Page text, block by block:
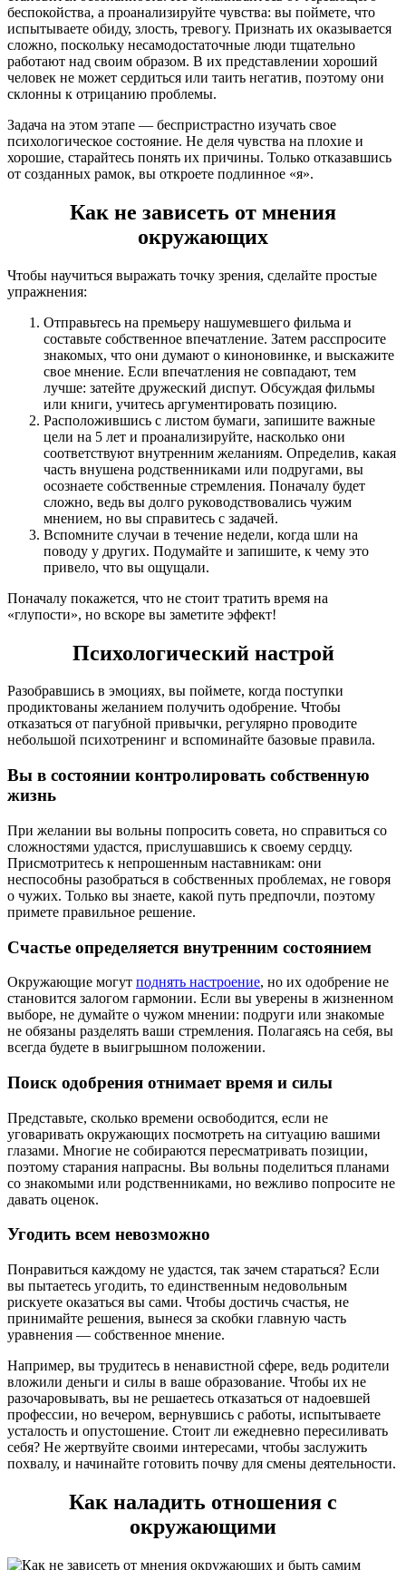
беспокойства, а проанализируйте чувства: вы поймете, что
испытываете обиду, злость, тревогу. Признать их оказывается
сложно, поскольку несамодостаточные люди тщательно
работают над своим образом. В их представлении хороший
человек не может сердиться или таить негатив, поэтому они
склонны к отрицанию проблемы.
Задача на этом этапе — беспристрастно изучать свое
психологическое состояние. Не деля чувства на плохие и
хорошие, старайтесь понять их причины. Только отказавшись
от созданных рамок, вы откроете подлинное «я».
Как не зависеть от мнения
окружающих
Чтобы научиться выражать точку зрения, сделайте простые
упражнения:
Отправьтесь на премьеру нашумевшего фильма и
составьте собственное впечатление. Затем расспросите
знакомых, что они думают о киноновинке, и выскажите
свое мнение. Если впечатления не совпадают, тем
лучше: затейте дружеский диспут. Обсуждая фильмы
или книги, учитесь аргументировать позицию.
Расположившись с листом бумаги, запишите важные
цели на 5 лет и проанализируйте, насколько они
соответствуют внутренним желаниям. Определив, какая
часть внушена родственниками или подругами, вы
осознаете собственные стремления. Поначалу будет
сложно, ведь вы долго руководствовались чужим
мнением, но вы справитесь с задачей.
Вспомните случаи в течение недели, когда шли на
поводу у других. Подумайте и запишите, к чему это
привело, что вы ощущали.
Поначалу покажется, что не стоит тратить время на
«глупости», но вскоре вы заметите эффект!
Психологический настрой
Разобравшись в эмоциях, вы поймете, когда поступки
продиктованы желанием получить одобрение. Чтобы
отказаться от пагубной привычки, регулярно проводите
небольшой психотренинг и вспоминайте базовые правила.
Вы в состоянии контролировать собственную
жизнь
При желании вы вольны попросить совета, но справиться со
сложностями удастся, прислушавшись к своему сердцу.
Присмотритесь к непрошенным наставникам: они
неспособны разобраться в собственных проблемах, не говоря
о чужих. Только вы знаете, какой путь предпочли, поэтому
примете правильное решение.
Счастье определяется внутренним состоянием
Окружающие могут поднять настроение, но их одобрение не
становится залогом гармонии. Если вы уверены в жизненном
выборе, не думайте о чужом мнении: подруги или знакомые
не обязаны разделять ваши стремления. Полагаясь на себя, вы
всегда будете в выигрышном положении.
Поиск одобрения отнимает время и силы
Представьте, сколько времени освободится, если не
уговаривать окружающих посмотреть на ситуацию вашими
глазами. Многие не собираются пересматривать позиции,
поэтому старания напрасны. Вы вольны поделиться планами
со знакомыми или родственниками, но вежливо попросите не
давать оценок.
Угодить всем невозможно
Понравиться каждому не удастся, так зачем стараться? Если
вы пытаетесь угодить, то единственным недовольным
рискуете оказаться вы сами. Чтобы достичь счастья, не
принимайте решения, вынеся за скобки главную часть
уравнения — собственное мнение.
Например, вы трудитесь в ненавистной сфере, ведь родители
вложили деньги и силы в ваше образование. Чтобы их не
разочаровывать, вы не решаетесь отказаться от надоевшей
профессии, но вечером, вернувшись с работы, испытываете
усталость и опустошение. Стоит ли ежедневно пересиливать
себя? Не жертвуйте своими интересами, чтобы заслужить
похвалу, и начинайте готовить почву для смены деятельности.
Как наладить отношения с
окружающими